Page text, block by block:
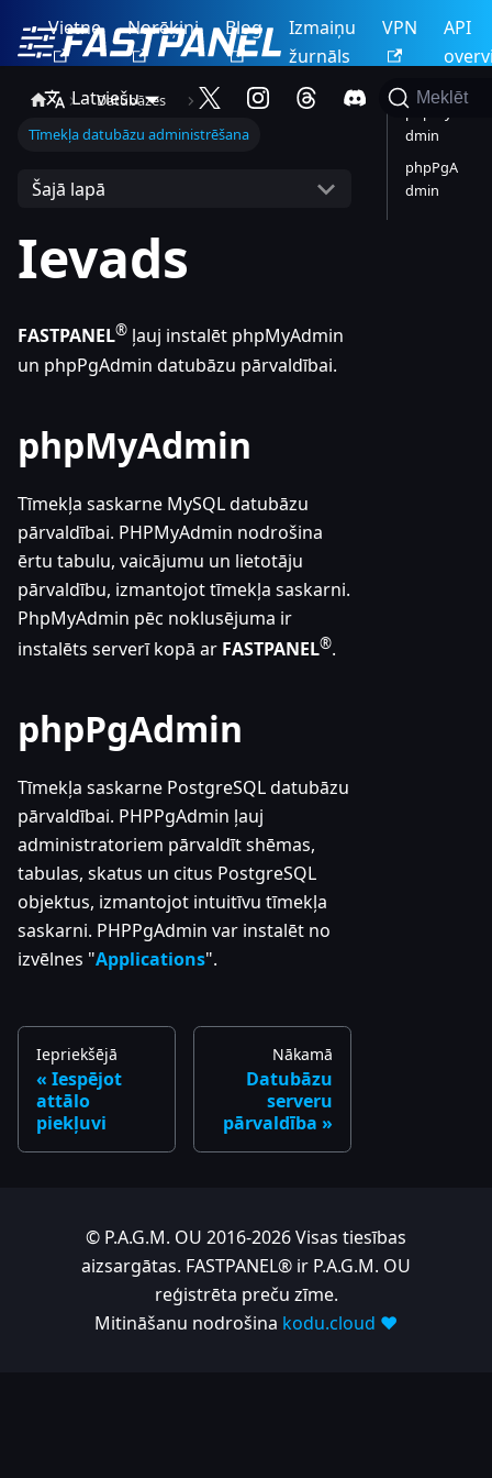
Vietne Norēķini Blog
Izmaiņu
žurnāls
VPN
API
Latviešu
Meklēt
Datubāzes
Tīmekļa datubāzu administrēšana
Šajā lapā
Ievads
FASTPANEL® ļauj instalēt phpMyAdmin
un phpPgAdmin datubāzu pārvaldībai.
phpMyAdmin
Tīmekļa saskarne MySQL datubāzu
pārvaldībai. PHPMyAdmin nodrošina
ērtu tabulu, vaicājumu un lietotāju
pārvaldību, izmantojot tīmekļa saskarni.
PhpMyAdmin pēc noklusējuma ir
instalēts serverī kopā ar FASTPANEL®.
phpPgAdmin
Tīmekļa saskarne PostgreSQL datubāzu
pārvaldībai. PHPPgAdmin ļauj
administratoriem pārvaldīt shēmas,
tabulas, skatus un citus PostgreSQL
objektus, izmantojot intuitīvu tīmekļa
saskarni. PHPPgAdmin var instalēt no
izvēlnes "Applications".
Iepriekšējā
Iespējot
attālo
piekļuvi
Nākamā
Datubāzu
serveru
pārvaldība
phpMyA
dmin
phpPgA
dmin
© P.A.G.M. OU 2016-2026 Visas tiesības
aizsargātas. FASTPANEL® ir P.A.G.M. OU
reģistrēta preču zīme.
Mitināšanu nodrošina kodu.cloud ❤️